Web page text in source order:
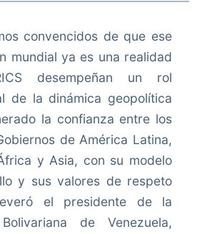
convencidos de que ese
mundial ya es una realidad
desempeñan un rol
de la dinámica geopolítica
la confianza entre los
de América Latina,
y Asia, con su modelo
y sus valores de respeto
el presidente de la
de Venezuela,